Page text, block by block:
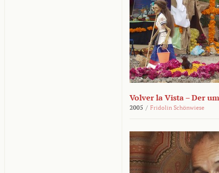
Volver la Vista – Der
2005 / Fridolin Schönwiese